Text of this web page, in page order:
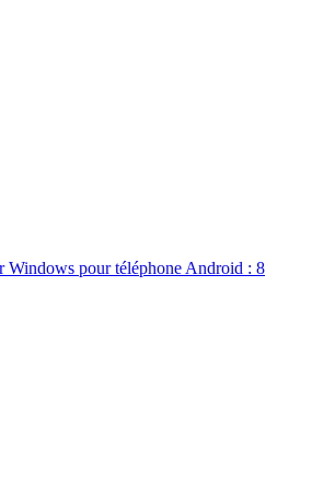
Windows pour téléphone Android : 8